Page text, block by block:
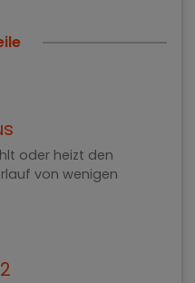
oder heizt den
von wenigen